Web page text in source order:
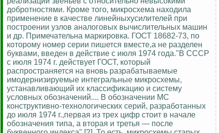
добротностями. Кроме того, микросхема находила
применение в качестве линейныхусилителей при
построении узлов аналоговых вычислительных машин
и др. Примечательна маркировка. ГОСТ 18682-73, по
которому номер серии пишется вместе,а не разделен
буквами, введен в действие с июля 1974 года."В СССР
с июля 1974 г. действует ГОСТ, который
распространяется на вновь разрабатываемые
имодернизируемые интегральные микросхемы,
устанавливающий их классификацию и систему
условных обозначений.... В обозначении МС
конструктивно-технологических серий, разработанных
до июля 1974 г.,первая из трех цифр стоит в начале
обозначения типа, а вторая и третья — после